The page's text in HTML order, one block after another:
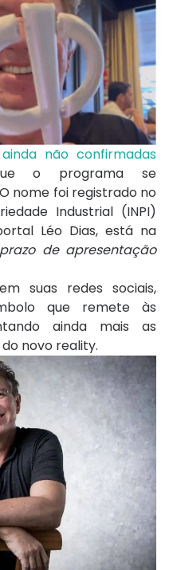
ainda não confirmadas
o programa se
nome foi registrado no
Industrial (INPI)
Léo Dias, está na
de apresentação
suas redes sociais,
que remete às
ainda mais as
novo reality.